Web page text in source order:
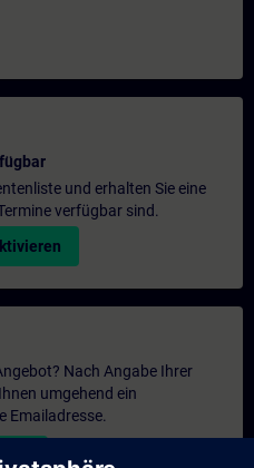
und erhalten Sie eine
verfügbar sind.
Nach Angabe Ihrer
umgehend ein
Emailadresse.